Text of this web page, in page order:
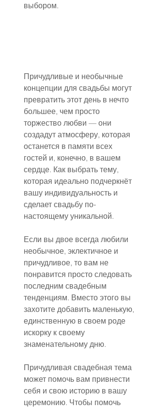
выбором.
Причудливые и необычные
концепции для свадьбы могут
превратить этот день в нечто
большее, чем просто
торжество любви — они
создадут атмосферу, которая
останется в памяти всех
гостей и, конечно, в вашем
сердце. Как выбрать тему,
которая идеально подчеркнёт
вашу индивидуальность и
сделает свадьбу по-
настоящему уникальной.
Если вы двое всегда любили
необычное, эклектичное и
причудливое, то вам не
понравится просто следовать
последним свадебным
тенденциям. Вместо этого вы
захотите добавить маленькую,
единственную в своем роде
искорку к своему
знаменательному дню.
Причудливая свадебная тема
может помочь вам привнести
себя и свою историю в вашу
церемонию. Чтобы помочь